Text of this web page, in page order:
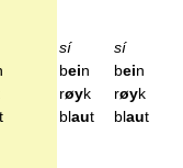
t
sí
bein
røyk
blaut
sí
bein
røyk
blaut